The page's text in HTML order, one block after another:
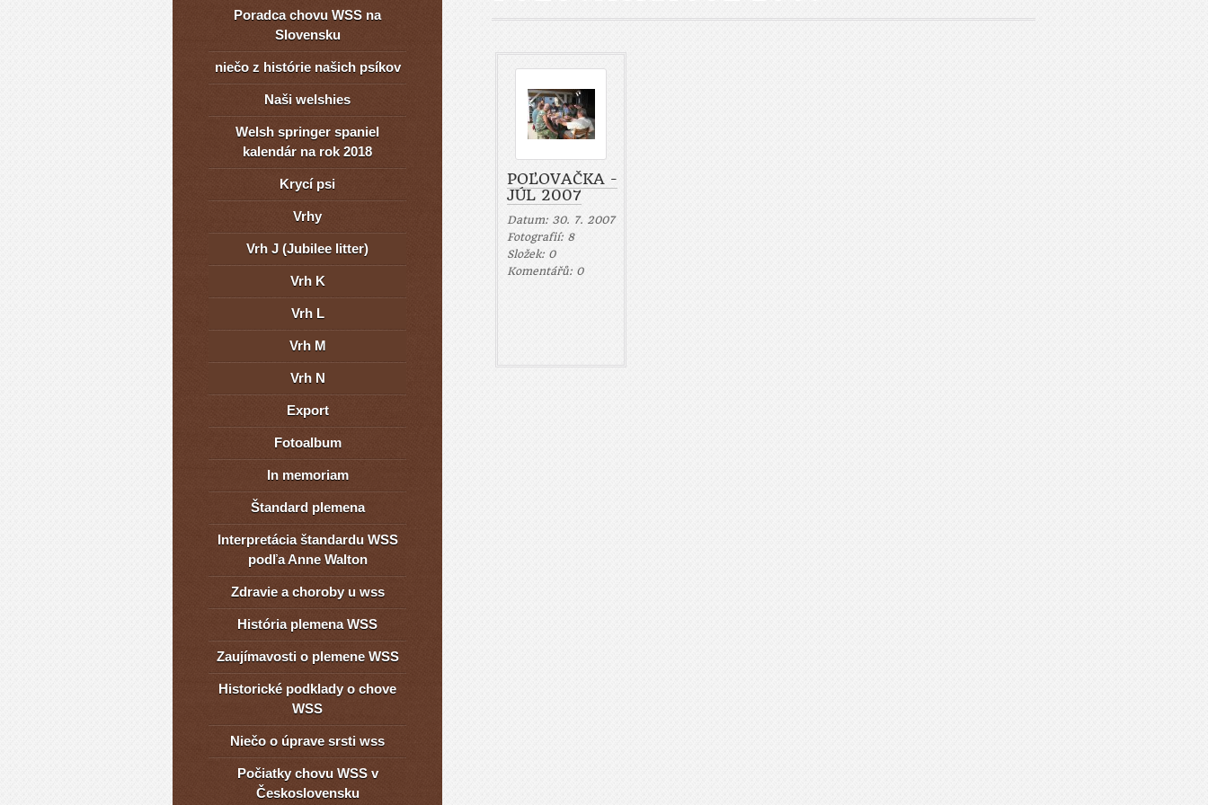
POĽOVAČKA -
JÚL 2007
Datum: 30. 7. 2007
Fotografií: 8
Složek: 0
Komentářů: 0
Poradca chovu WSS na
Slovensku
niečo z histórie našich psíkov
Naši welshies
Welsh springer spaniel
kalendár na rok 2018
Krycí psi
Vrhy
Vrh J (Jubilee litter)
Vrh K
Vrh L
Vrh M
Vrh N
Export
Fotoalbum
In memoriam
Štandard plemena
Interpretácia štandardu WSS
podľa Anne Walton
Zdravie a choroby u wss
História plemena WSS
Zaujímavosti o plemene WSS
Historické podklady o chove
WSS
Niečo o úprave srsti wss
Počiatky chovu WSS v
Československu